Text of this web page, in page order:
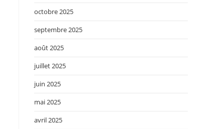
octobre 2025
septembre 2025
août 2025
juillet 2025
juin 2025
mai 2025
avril 2025